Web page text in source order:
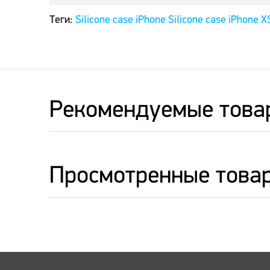
Теги: Silicone case iPhone Silicone case iPhone
Рекомендуемые
Просмотренные